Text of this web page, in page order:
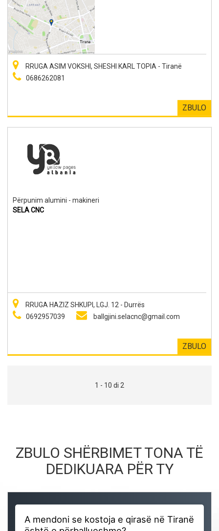
RRUGA ASIM VOKSHI, SHESHI KARL TOPIA - Tiranë
0686262081
ZBULO
Përpunim alumini - makineri
SELA CNC
RRUGA HAZIZ SHKUPI, LGJ. 12 - Durrës
0692957039
ballgjini.selacnc@gmail.com
ZBULO
1 - 10 di 2
ZBULO SHËRBIMET TONA TË
DEDIKUARA PËR TY